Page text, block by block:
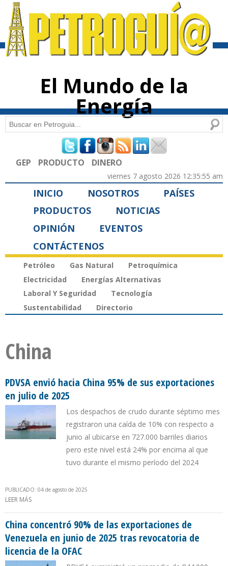
contenido
El Mundo de la
Energía
Formulario de búsqueda
Buscar
GEP PRODUCTO DINERO
viernes 7 agosto 2026 12:35:55 am
INICIO NOSOTROS
PAÍSES
PRODUCTOS
NOTICIAS
OPINIÓN
EVENTOS
CONTÁCTENOS
Petróleo Gas Natural
Petroquímica
Electricidad
Energías Alternativas
Laboral Y Seguridad
Tecnología
Sustentabilidad
Directorio
China
PDVSA envió hacia China 95% de sus exportaciones
en julio de 2025
Los despachos de crudo durante séptimo mes
registraron una caída de 10% con respecto a
junio al ubicarse en 727.000 barriles diarios
pero este nivel está 24% por encima al que
tuvo durante el mismo período del 2024
PUBLICADO: 04 de agosto de 2025
LEER MÁS
China concentró 90% de las exportaciones de
Venezuela en junio de 2025 tras revocatoria de
licencia de la OFAC